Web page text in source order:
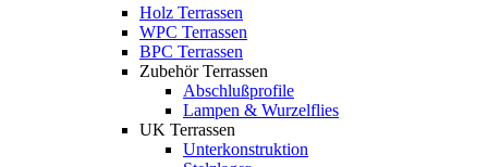
Holz Terrassen
WPC Terrassen
BPC Terrassen
Zubehör Terrassen
Abschlußprofile
Lampen & Wurzelflies
UK Terrassen
Unterkonstruktion